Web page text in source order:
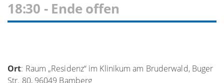
18:30 - Ende offen
Ort: Raum „Residenz“ im Klinikum am Bruderwald, Buger
Str. 80, 96049 Bamberg